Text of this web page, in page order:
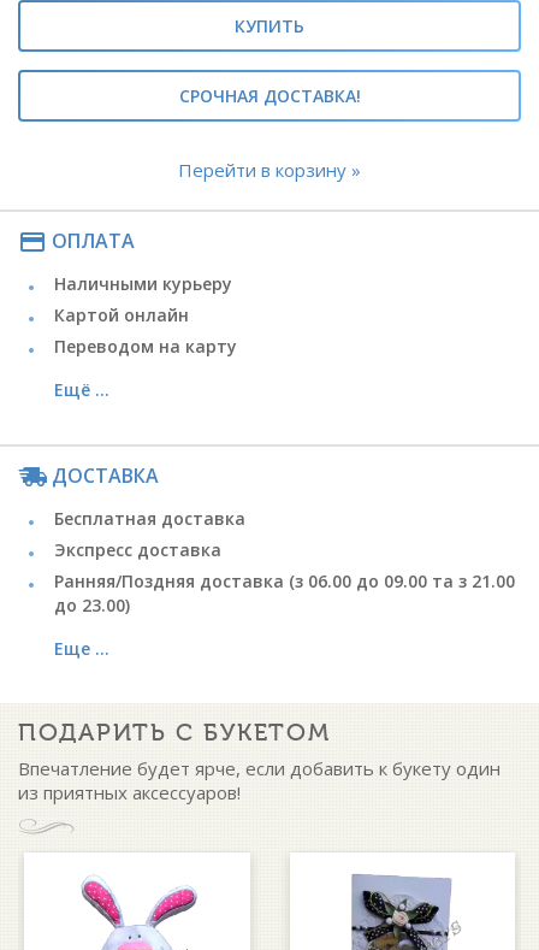
КУПИТЬ
СРОЧНАЯ ДОСТАВКА!
Перейти в корзину »
payment ОПЛАТА
Наличными курьеру
Картой онлайн
Переводом на карту
Ещё ...
ДОСТАВКА
Бесплатная доставка
Экспресс доставка
Ранняя/Поздняя доставка (з 06.00 до 09.00 та з 21.00
до 23.00)
Еще ...
ПОДАРИТЬ С БУКЕТОМ
Впечатление будет ярче, если добавить к букету один
из приятных аксессуаров!